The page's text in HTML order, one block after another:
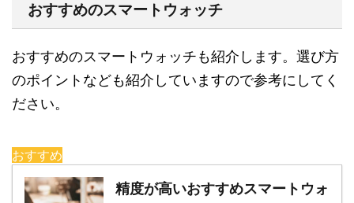
おすすめのスマートウォッチ
おすすめのスマートウォッチも紹介します。選び方
のポイントなども紹介していますので参考にしてく
ださい。
おすすめ
精度が高いおすすめスマートウォ